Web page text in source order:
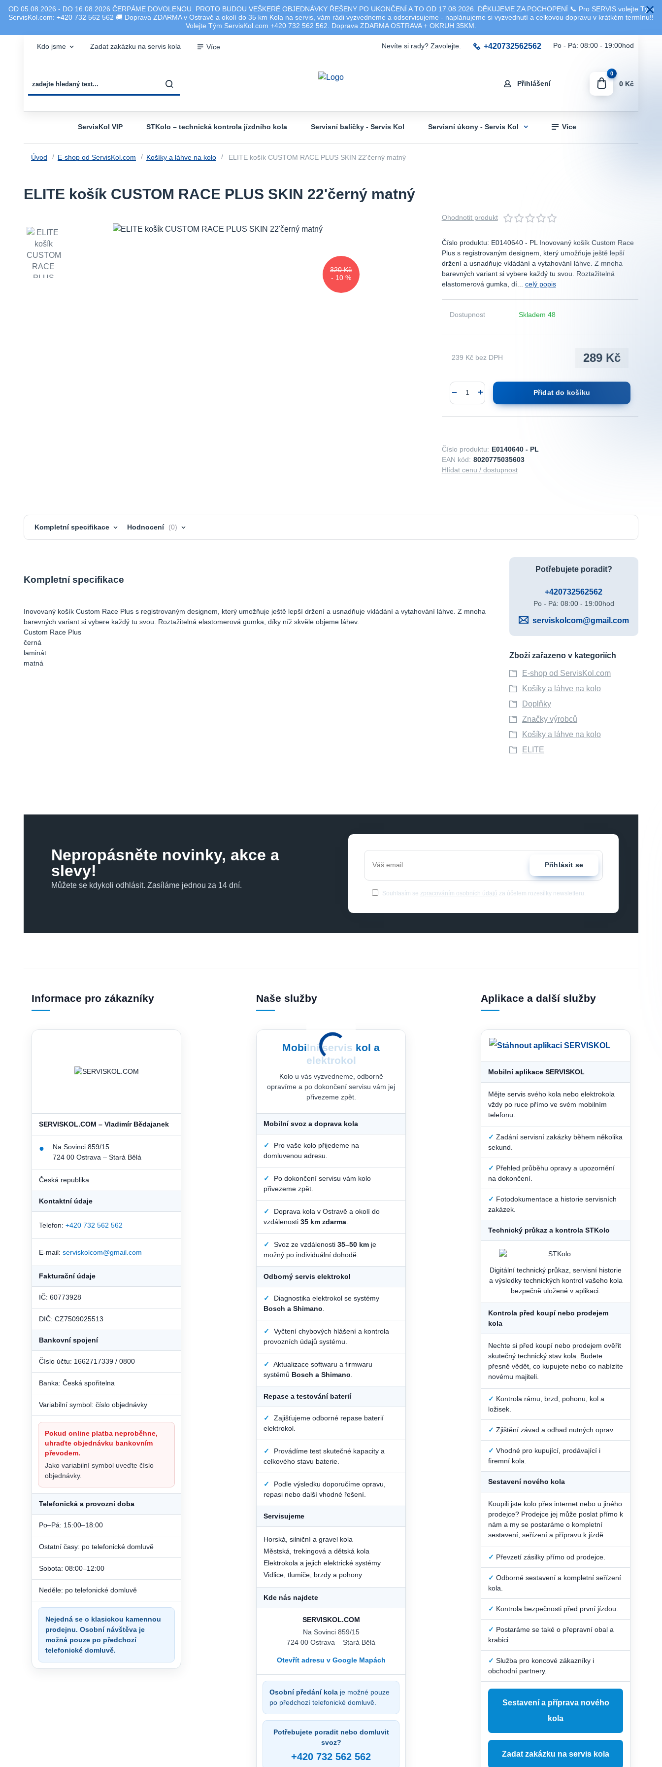
OD 05.08.2026 - DO 16.08.2026 ČERPÁME DOVOLENOU. PROTO BUDOU VEŠKERÉ OBJEDNÁVKY ŘEŠENY PO UKONČENÍ A TO OD 17.08.2026. DĚKUJEME ZA POCHOPENÍ 📞 Pro SERVIS volejte Tým
ServisKol.com: +420 732 562 562 🚚 Doprava ZDARMA v Ostravě a okolí do 35 km Kola na servis, vám rádi vyzvedneme a odservisujeme - naplánujeme si vyzvednutí a celkovou dopravu v krátkém termínu!!
Volejte Tým ServisKol.com +420 732 562 562. Doprava ZDARMA OSTRAVA + OKRUH 35KM.
Kdo jsme Zadat zakázku na servis kola Více
Přihlášení
Nevíte si rady? Zavolejte. +420732562562 Po - Pá: 08:00 - 19:00hod
0
0 Kč
ServisKol VIP STKolo – technická kontrola jízdního kola Servisní balíčky - Servis Kol Servisní úkony - Servis Kol Více
Úvod E-shop od ServisKol.com Košíky a láhve na kolo ELITE košík CUSTOM RACE PLUS SKIN 22'černý matný
ELITE košík CUSTOM RACE PLUS SKIN 22'černý matný
320 Kč
- 10 %
Ohodnotit produkt
Číslo produktu: E0140640 - PL Inovovaný košík Custom Race
Plus s registrovaným designem, který umožňuje ještě lepší
držení a usnadňuje vkládání a vytahování láhve. Z mnoha
barevných variant si vybere každý tu svou. Roztažitelná
elastomerová gumka, dí... celý popis
Dostupnost Skladem 48
289 Kč
239 Kč bez DPH
Přidat do košíku
Číslo produktu: E0140640 - PL
EAN kód: 8020775035603
Hlídat cenu / dostupnost
Kompletní specifikace Hodnocení 0
Kompletní specifikace
Inovovaný košík Custom Race Plus s registrovaným designem, který umožňuje ještě lepší držení a usnadňuje vkládání a vytahování láhve. Z mnoha
barevných variant si vybere každý tu svou. Roztažitelná elastomerová gumka, díky níž skvěle objeme láhev.
Custom Race Plus
černá
laminát
matná
Potřebujete poradit?
+420732562562
Po - Pá: 08:00 - 19:00hod
serviskolcom@gmail.com
Zboží zařazeno v kategoriích
E-shop od ServisKol.com
Košíky a láhve na kolo
Doplňky
Značky výrobců
Košíky a láhve na kolo
ELITE
Nepropásněte novinky, akce a
slevy!
Můžete se kdykoli odhlásit. Zasíláme jednou za 14 dní.
Přihlásit se
Souhlasím se zpracováním osobních údajů za účelem rozesílky newsletteru.
Informace pro zákazníky
SERVISKOL.COM – Vladimír Bědajanek
●
Na Sovinci 859/15
724 00 Ostrava – Stará Bělá
Česká republika
Kontaktní údaje
Telefon: +420 732 562 562
E-mail: serviskolcom@gmail.com
Fakturační údaje
IČ: 60773928
DIČ: CZ7509025513
Bankovní spojení
Číslo účtu: 1662717339 / 0800
Banka: Česká spořitelna
Variabilní symbol: číslo objednávky
Pokud online platba neproběhne,
uhraďte objednávku bankovním
převodem.
Jako variabilní symbol uveďte číslo
objednávky.
Telefonická a provozní doba
Po–Pá: 15:00–18:00
Ostatní časy: po telefonické domluvě
Sobota: 08:00–12:00
Neděle: po telefonické domluvě
Nejedná se o klasickou kamennou
prodejnu. Osobní návštěva je
možná pouze po předchozí
telefonické domluvě.
Naše služby
Mobilní servis kol a
elektrokol
Kolo u vás vyzvedneme, odborně
opravíme a po dokončení servisu vám jej
přivezeme zpět.
Mobilní svoz a doprava kola
✓
Pro vaše kolo přijedeme na
domluvenou adresu.
✓
Po dokončení servisu vám kolo
přivezeme zpět.
✓
Doprava kola v Ostravě a okolí do
vzdálenosti 35 km zdarma.
✓ Svoz ze vzdálenosti 35–50 km je
možný po individuální dohodě.
Odborný servis elektrokol
✓
Diagnostika elektrokol se systémy
Bosch a Shimano.
✓
Vyčtení chybových hlášení a kontrola
provozních údajů systému.
✓
Aktualizace softwaru a firmwaru
systémů Bosch a Shimano.
Repase a testování baterií
✓
Zajišťujeme odborné repase baterií
elektrokol.
✓
Provádíme test skutečné kapacity a
celkového stavu baterie.
✓
Podle výsledku doporučíme opravu,
repasi nebo další vhodné řešení.
Servisujeme
Horská, silniční a gravel kola
Městská, trekingová a dětská kola
Elektrokola a jejich elektrické systémy
Vidlice, tlumiče, brzdy a pohony
Kde nás najdete
SERVISKOL.COM
Na Sovinci 859/15
724 00 Ostrava – Stará Bělá
Otevřít adresu v Google Mapách
Osobní předání kola je možné pouze
po předchozí telefonické domluvě.
Potřebujete poradit nebo domluvit
svoz?
+420 732 562 562
Aplikace a další služby
Mobilní aplikace SERVISKOL
Mějte servis svého kola nebo elektrokola
vždy po ruce přímo ve svém mobilním
telefonu.
✓ Zadání servisní zakázky během několika
sekund.
✓ Přehled průběhu opravy a upozornění
na dokončení.
✓ Fotodokumentace a historie servisních
zakázek.
Technický průkaz a kontrola STKolo
Digitální technický průkaz, servisní historie
a výsledky technických kontrol vašeho kola
bezpečně uložené v aplikaci.
Kontrola před koupí nebo prodejem
kola
Nechte si před koupí nebo prodejem ověřit
skutečný technický stav kola. Budete
přesně vědět, co kupujete nebo co nabízíte
novému majiteli.
✓ Kontrola rámu, brzd, pohonu, kol a
ložisek.
✓ Zjištění závad a odhad nutných oprav.
✓ Vhodné pro kupující, prodávající i
firemní kola.
Sestavení nového kola
Koupili jste kolo přes internet nebo u jiného
prodejce? Prodejce jej může poslat přímo k
nám a my se postaráme o kompletní
sestavení, seřízení a přípravu k jízdě.
✓ Převzetí zásilky přímo od prodejce.
✓ Odborné sestavení a kompletní seřízení
kola.
✓ Kontrola bezpečnosti před první jízdou.
✓ Postaráme se také o přepravní obal a
krabici.
✓ Služba pro koncové zákazníky i
obchodní partnery.
Sestavení a příprava nového
kola
Zadat zakázku na servis kola